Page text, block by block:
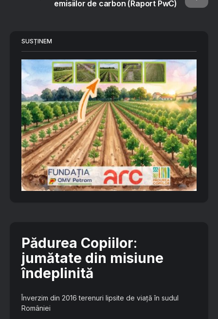
emisiilor de carbon (Raport PwC)
SUSȚINEM
Pădurea Copiilor:
jumătate din misiune
îndeplinită
Înverzim din 2016 terenuri lipsite de viață în sudul
României